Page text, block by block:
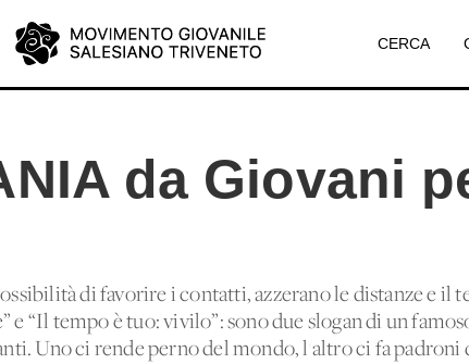
CERCA
da Giovani
di favorire i contatti, azzerano le distanze e il
“Il tempo è tuo: vivilo”: sono due slogan di un
Uno ci rende perno del mondo, l'altro ci fa padroni